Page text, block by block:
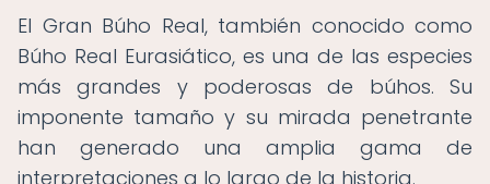
El Gran Búho Real, también conocido como
Búho Real Eurasiático, es una de las especies
más grandes y poderosas de búhos. Su
imponente tamaño y su mirada penetrante
han generado una amplia gama de
interpretaciones a lo largo de la historia.